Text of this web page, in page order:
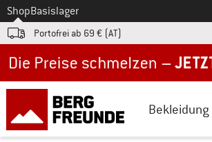
Zum
ShopBasislager
Portofrei ab 69 € (AT)
Bekleidung